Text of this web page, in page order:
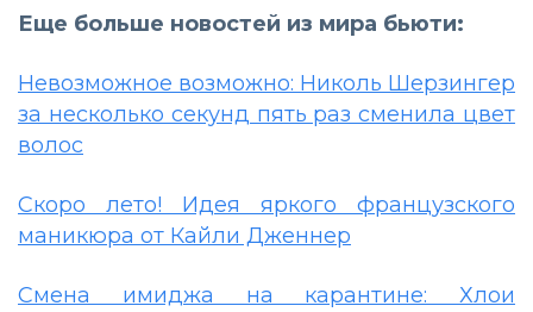
Еще больше новостей из мира бьюти:
Невозможное возможно: Николь Шерзингер
за несколько секунд пять раз сменила цвет
волос
Скоро лето! Идея яркого французского
маникюра от Кайли Дженнер
Смена имиджа на карантине: Хлои